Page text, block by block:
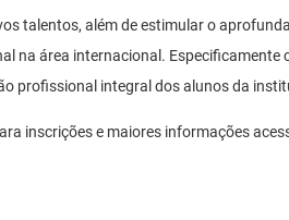
talentos, além de estimular o
na área internacional. Especificamente
profissional integral dos alunos da
inscrições e maiores informações